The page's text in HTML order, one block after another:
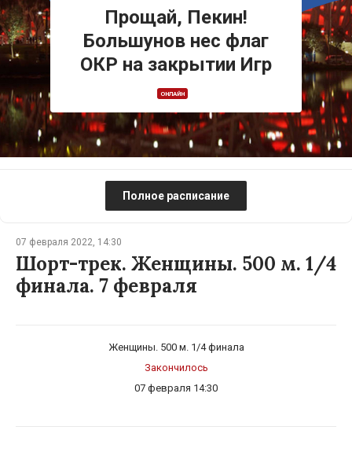
Прощай, Пекин!
Большунов нес флаг
ОКР на закрытии Игр
ОНЛАЙН
Полное расписание
07 февраля 2022, 14:30
Шорт-трек. Женщины. 500 м. 1/4
финала. 7 февраля
Женщины. 500 м. 1/4 финала
Закончилось
07 февраля 14:30